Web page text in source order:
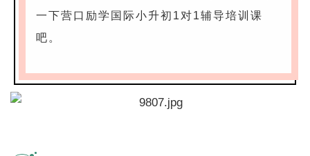
一下营口励学国际小升初1对1辅导培训课
吧。